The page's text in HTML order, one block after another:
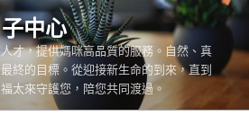
中心
才，提供媽咪高品質的服務。自然、真
終的目標。從迎接新生命的到來，直到
太來守護您，陪您共同渡過。